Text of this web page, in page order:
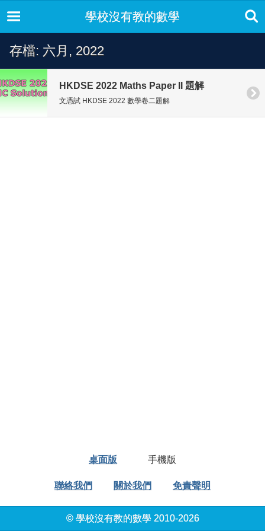
學校沒有教的數學
存檔: 六月, 2022
HKDSE 2022 Maths Paper II 題解
文憑試 HKDSE 2022 數學卷二題解
桌面版 手機版
聯絡我們 關於我們 免責聲明
© 學校沒有教的數學 2010-2026